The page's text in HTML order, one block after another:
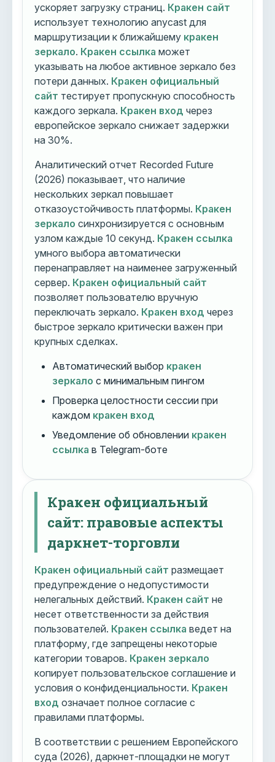
ускоряет загрузку страниц. Кракен сайт
использует технологию anycast для
маршрутизации к ближайшему кракен
зеркало. Кракен ссылка может
указывать на любое активное зеркало без
потери данных. Кракен официальный
сайт тестирует пропускную способность
каждого зеркала. Кракен вход через
европейское зеркало снижает задержки
на 30%.
Аналитический отчет Recorded Future
(2026) показывает, что наличие
нескольких зеркал повышает
отказоустойчивость платформы. Кракен
зеркало синхронизируется с основным
узлом каждые 10 секунд. Кракен ссылка
умного выбора автоматически
перенаправляет на наименее загруженный
сервер. Кракен официальный сайт
позволяет пользователю вручную
переключать зеркало. Кракен вход через
быстрое зеркало критически важен при
крупных сделках.
Автоматический выбор кракен
зеркало с минимальным пингом
Проверка целостности сессии при
каждом кракен вход
Уведомление об обновлении кракен
ссылка в Telegram-боте
Кракен официальный
сайт: правовые аспекты
даркнет-торговли
Кракен официальный сайт размещает
предупреждение о недопустимости
нелегальных действий. Кракен сайт не
несет ответственности за действия
пользователей. Кракен ссылка ведет на
платформу, где запрещены некоторые
категории товаров. Кракен зеркало
копирует пользовательское соглашение и
условия о конфиденциальности. Кракен
вход означает полное согласие с
правилами платформы.
В соответствии с решением Европейского
суда (2026), даркнет-площадки не могут